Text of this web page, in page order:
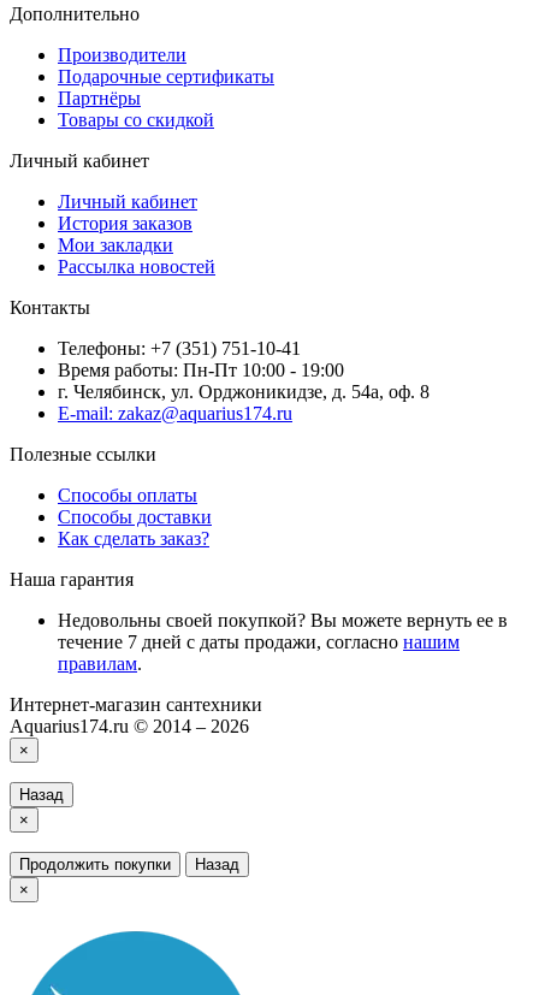
Дополнительно
Производители
Подарочные сертификаты
Партнёры
Товары со скидкой
Личный кабинет
Личный кабинет
История заказов
Мои закладки
Рассылка новостей
Контакты
Телефоны: +7 (351) 751-10-41
Время работы: Пн-Пт 10:00 - 19:00
г. Челябинск, ул. Орджоникидзе, д. 54а, оф. 8
E-mail: zakaz@aquarius174.ru
Полезные ссылки
Способы оплаты
Способы доставки
Как сделать заказ?
Наша гарантия
Недовольны своей покупкой? Вы можете вернуть ее в
течение 7 дней с даты продажи, согласно нашим
правилам.
Интернет-магазин сантехники
Aquarius174.ru © 2014 – 2026
×
Назад
×
Продолжить покупки
Назад
×